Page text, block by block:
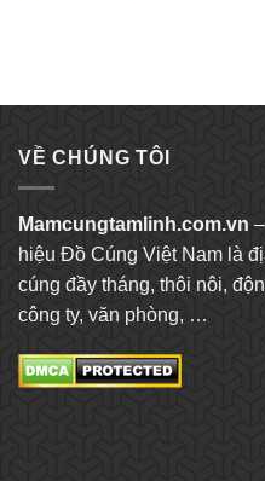
VỀ CHÚNG TÔI
Mamcungtamlinh.com.vn
hiệu Đồ Cúng Việt Nam là
cúng đầy tháng, thôi nôi,
công ty, văn phòng, …